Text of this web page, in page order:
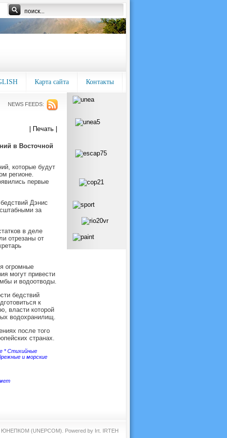
Карта сайта Контакты
NEWS FEEDS:
| Печать |
в Восточной
которые будут
регионе.
первые
Дэнис
за
в деле
отрезаны от
огромные
могут привести
и водоотводы.
бедствий
к
власти которой
водохранилищ.
после того
странах.
*Стихийные
и морские
ЮНЕПКОМ (UNEPCOM). Powered by Irt. IRTEH